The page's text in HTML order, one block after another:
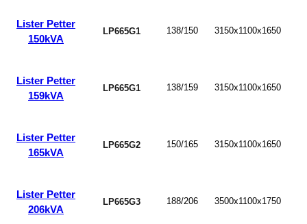
Lister Petter
150kVA
LP665G1 138/150 3150x1100x1650
Lister Petter
159kVA
LP665G1 138/159 3150x1100x1650
Lister Petter
165kVA
LP665G2 150/165 3150x1100x1650
Lister Petter
206kVA
LP665G3 188/206 3500x1100x1750